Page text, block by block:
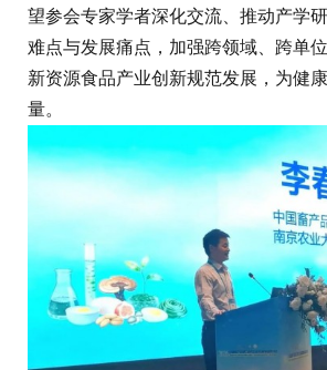
望参会专家学者深化交流、推动产学
难点与发展痛点，加强跨领域、跨单
新资源食品产业创新规范发展，为健
量。